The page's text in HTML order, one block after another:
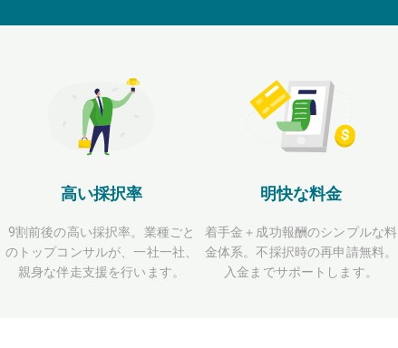
高い採択率
9割前後の高い採択率。業種ごと
のトップコンサルが、一社一社、
親身な伴走支援を行います。
明快な料金
着手金＋成功報酬のシンプルな料
金体系。不採択時の再申請無料。
入金までサポートします。